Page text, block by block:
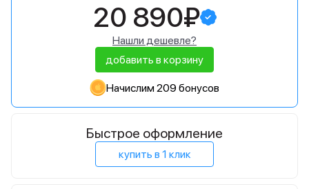
20 890₽
Нашли дешевле?
добавить в корзину
Начислим 209 бонусов
Быстрое оформление
купить в 1 клик